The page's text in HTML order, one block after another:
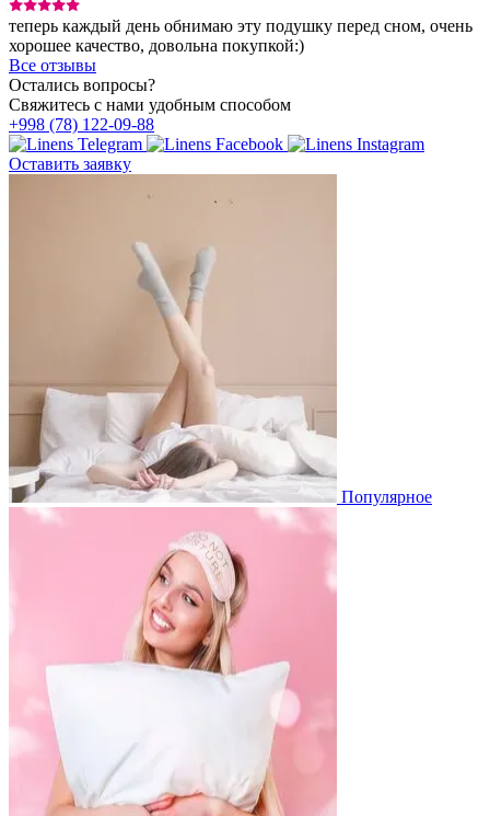
теперь каждый день обнимаю эту подушку перед сном, очень
хорошее качество, довольна покупкой:)
Все отзывы
Остались вопросы?
Свяжитесь с нами удобным способом
+998 (78) 122-09-88
Оставить заявку
Популярное